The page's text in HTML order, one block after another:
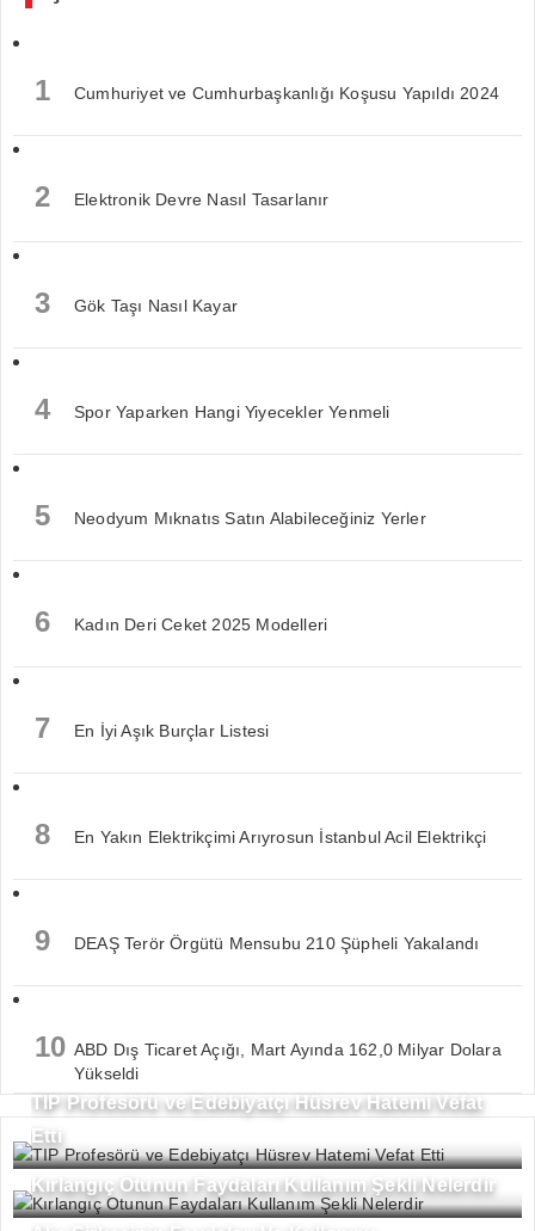
1 Cumhuriyet ve Cumhurbaşkanlığı Koşusu Yapıldı 2024
2 Elektronik Devre Nasıl Tasarlanır
3 Gök Taşı Nasıl Kayar
4 Spor Yaparken Hangi Yiyecekler Yenmeli
5 Neodyum Mıknatıs Satın Alabileceğiniz Yerler
6 Kadın Deri Ceket 2025 Modelleri
7 En İyi Aşık Burçlar Listesi
8 En Yakın Elektrikçimi Arıyrosun İstanbul Acil Elektrikçi
9 DEAŞ Terör Örgütü Mensubu 210 Şüpheli Yakalandı
10 ABD Dış Ticaret Açığı, Mart Ayında 162,0 Milyar Dolara
Yükseldi
TIP Profesörü ve Edebiyatçı Hüsrev Hatemi Vefat
Etti
Kırlangıç Otunun Faydaları Kullanım Şekli Nelerdir